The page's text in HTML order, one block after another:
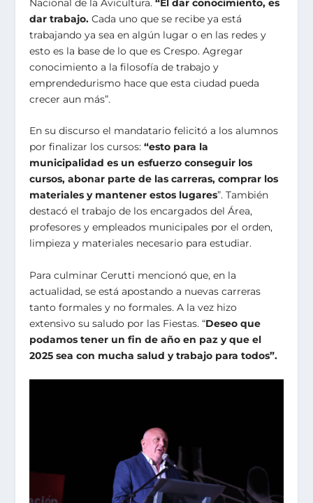
Nacional de la Avicultura.“El dar conocimiento, es
dar trabajo. Cada uno que se recibe ya está
trabajando ya sea en algún lugar o en las redes y
esto es la base de lo que es Crespo. Agregar
conocimiento a la filosofía de trabajo y
emprendedurismo hace que esta ciudad pueda
crecer aun más”.
En su discurso el mandatario felicitó a los alumnos
por finalizar los cursos: “esto para la
municipalidad es un esfuerzo conseguir los
cursos, abonar parte de las carreras, comprar los
materiales y mantener estos lugares”. También
destacó el trabajo de los encargados del Área,
profesores y empleados municipales por el orden,
limpieza y materiales necesario para estudiar.
Para culminar Cerutti mencionó que, en la
actualidad, se está apostando a nuevas carreras
tanto formales y no formales. A la vez hizo
extensivo su saludo por las Fiestas. “Deseo que
podamos tener un fin de año en paz y que el
2025 sea con mucha salud y trabajo para todos”.